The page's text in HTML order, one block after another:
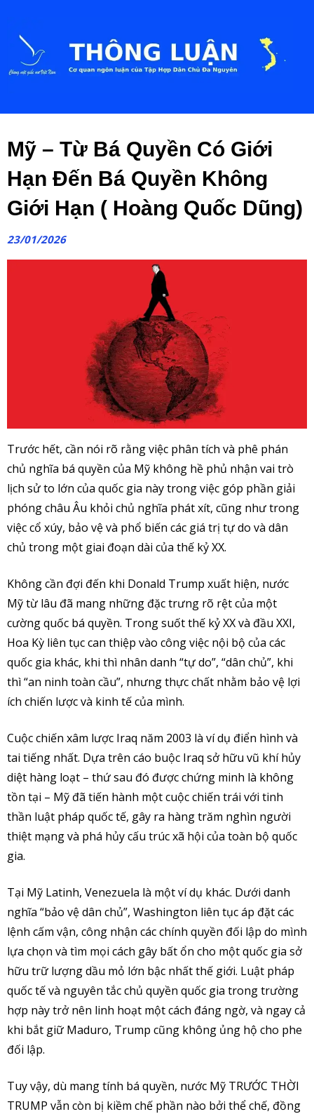
Mỹ – Từ Bá Quyền Có Giới
Hạn Đến Bá Quyền Không
Giới Hạn ( Hoàng Quốc Dũng)
23/01/2026
Trước hết, cần nói rõ rằng việc phân tích và phê phán
chủ nghĩa bá quyền của Mỹ không hề phủ nhận vai trò
lịch sử to lớn của quốc gia này trong việc góp phần giải
phóng châu Âu khỏi chủ nghĩa phát xít, cũng như trong
việc cổ xúy, bảo vệ và phổ biến các giá trị tự do và dân
chủ trong một giai đoạn dài của thế kỷ XX.
Không cần đợi đến khi Donald Trump xuất hiện, nước
Mỹ từ lâu đã mang những đặc trưng rõ rệt của một
cường quốc bá quyền. Trong suốt thế kỷ XX và đầu XXI,
Hoa Kỳ liên tục can thiệp vào công việc nội bộ của các
quốc gia khác, khi thì nhân danh “tự do”, “dân chủ”, khi
thì “an ninh toàn cầu”, nhưng thực chất nhằm bảo vệ lợi
ích chiến lược và kinh tế của mình.
Cuộc chiến xâm lược Iraq năm 2003 là ví dụ điển hình và
tai tiếng nhất. Dựa trên cáo buộc Iraq sở hữu vũ khí hủy
diệt hàng loạt – thứ sau đó được chứng minh là không
tồn tại – Mỹ đã tiến hành một cuộc chiến trái với tinh
thần luật pháp quốc tế, gây ra hàng trăm nghìn người
thiệt mạng và phá hủy cấu trúc xã hội của toàn bộ quốc
gia.
Tại Mỹ Latinh, Venezuela là một ví dụ khác. Dưới danh
nghĩa “bảo vệ dân chủ”, Washington liên tục áp đặt các
lệnh cấm vận, công nhận các chính quyền đối lập do mình
lựa chọn và tìm mọi cách gây bất ổn cho một quốc gia sở
hữu trữ lượng dầu mỏ lớn bậc nhất thế giới. Luật pháp
quốc tế và nguyên tắc chủ quyền quốc gia trong trường
hợp này trở nên linh hoạt một cách đáng ngờ, và ngay cả
khi bắt giữ Maduro, Trump cũng không ủng hộ cho phe
đối lập.
Tuy vậy, dù mang tính bá quyền, nước Mỹ TRƯỚC THỜI
TRUMP vẫn còn bị kiềm chế phần nào bởi thể chế, đồng